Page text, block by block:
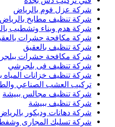
شركة عزل فوم بالرياض
شركة تنظيف مطابخ بالرياض
شركة هدم وبناء وتشطيب
شركة مكافحة حشرات
شركة تنظيف بالعقيق
شركة مكافحة حشرات
شركة تنظيف فى بلجرشي
شركة تنظيف خزانات المياه
تركيب العشب الصناعي
شركة تنظيف مجالس ببيشة
شركة تنظيف ببيشة
شركة دهانات وديكور
شركة تسليك المجارى وشفط